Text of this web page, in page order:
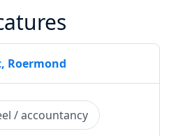
Roermond
/ accountancy